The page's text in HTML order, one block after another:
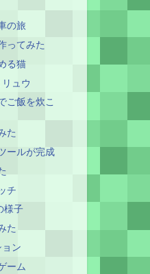
の旅
ってみた
る猫
ュウ
ご飯を炊こ
た
ールが完成
チ
様子
た
ン
ーム